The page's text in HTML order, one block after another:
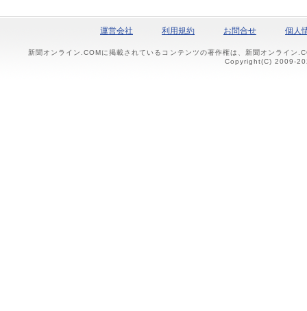
運営会社 利用規約 お問合せ 個人
新聞オンライン.COMに掲載されているコンテンツの著作権は、新聞オンライン
Copyright(C) 2009-